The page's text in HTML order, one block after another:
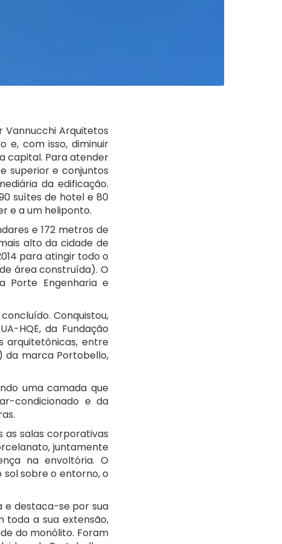
Vannucchi Arquitetos
e, com isso, diminuir
capital. Para atender
superior e conjuntos
da edificação.
suítes de hotel e 80
e a um heliponto.
e 172 metros de
alto da cidade de
para atingir todo o
área construída). O
Porte Engenharia e
Conquistou,
HQE, da Fundação
arquitetônicas, entre
da marca Portobello,
uma camada que
condicionado e da
as salas corporativas
juntamente
na envoltória. O
sobre o entorno, o
destaca-se por sua
toda a sua extensão,
do monólito. Foram